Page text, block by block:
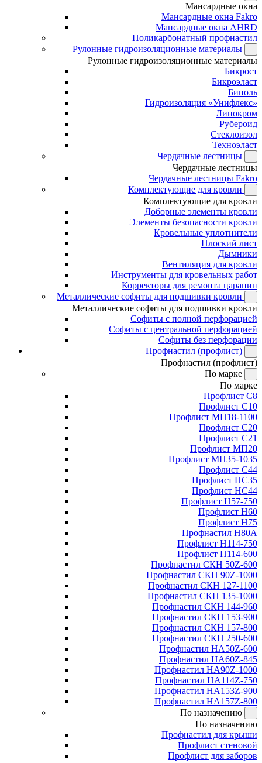
Мансардные окна
Мансардные окна Fakro
Мансардные окна AHRD
Поликарбонатный профнастил
Рулонные гидроизоляционные материалы
Рулонные гидроизоляционные материалы
Бикрост
Бикроэласт
Биполь
Гидроизоляция «Унифлекс»
Линокром
Рубероид
Стеклоизол
Техноэласт
Чердачные лестницы
Чердачные лестницы
Чердачные лестницы Fakro
Комплектующие для кровли
Комплектующие для кровли
Доборные элементы кровли
Элементы безопасности кровли
Кровельные уплотнители
Плоский лист
Дымники
Вентиляция для кровли
Инструменты для кровельных работ
Корректоры для ремонта царапин
Металлические софиты для подшивки кровли
Металлические софиты для подшивки кровли
Софиты с полной перфорацией
Софиты с центральной перфорацией
Софиты без перфорации
Профнастил (профлист)
Профнастил (профлист)
По марке
По марке
Профлист С8
Профлист С10
Профлист МП18-1100
Профлист С20
Профлист С21
Профлист МП20
Профлист МП35-1035
Профлист С44
Профлист НС35
Профлист НС44
Профлист Н57-750
Профлист Н60
Профлист Н75
Профнастил Н80А
Профлист Н114-750
Профлист Н114-600
Профнастил СКН 50Z-600
Профнастил СКН 90Z-1000
Профнастил СКН 127-1100
Профнастил СКН 135-1000
Профнастил СКН 144-960
Профнастил СКН 153-900
Профнастил СКН 157-800
Профнастил СКН 250-600
Профнастил НА50Z-600
Профнастил НА60Z-845
Профнастил НА90Z-1000
Профнастил НА114Z-750
Профнастил НА153Z-900
Профнастил НА157Z-800
По назначению
По назначению
Профнастил для крыши
Профлист стеновой
Профлист для заборов